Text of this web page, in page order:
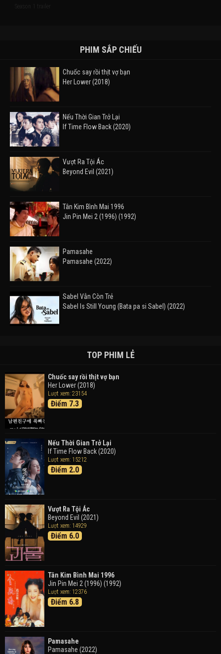
Season 1 trailer
PHIM SẮP CHIẾU
Chuốc say rồi thịt vợ bạn
Her Lower (2018)
Nếu Thời Gian Trở Lại
If Time Flow Back (2020)
Vượt Ra Tội Ác
Beyond Evil (2021)
Tân Kim Bình Mai 1996
Jin Pin Mei 2 (1996) (1992)
Pamasahe
Pamasahe (2022)
Sabel Vẫn Còn Trẻ
Sabel Is Still Young (Bata pa si Sabel) (2022)
Takas (2024)
Thám Tử Lừng Danh Conan 26: Tàu Ngầm Sắt Màu
Đen
Detective Conan: Black Iron Submarine (2023)
Trong Tranh
Doraemon the Movie: Nobita's Art World Tales (2025)
Tháng Ngày Tươi Đẹp
TOP PHIM LẺ
Chuốc say rồi thịt vợ bạn
Her Lower (2018)
Lượt xem: 23154
Điểm 7.3
Nếu Thời Gian Trở Lại
If Time Flow Back (2020)
Lượt xem: 15212
Điểm 2.0
Vượt Ra Tội Ác
Beyond Evil (2021)
Lượt xem: 14929
Điểm 6.0
Tân Kim Bình Mai 1996
Jin Pin Mei 2 (1996) (1992)
Lượt xem: 12376
Điểm 6.8
Pamasahe
Pamasahe (2022)